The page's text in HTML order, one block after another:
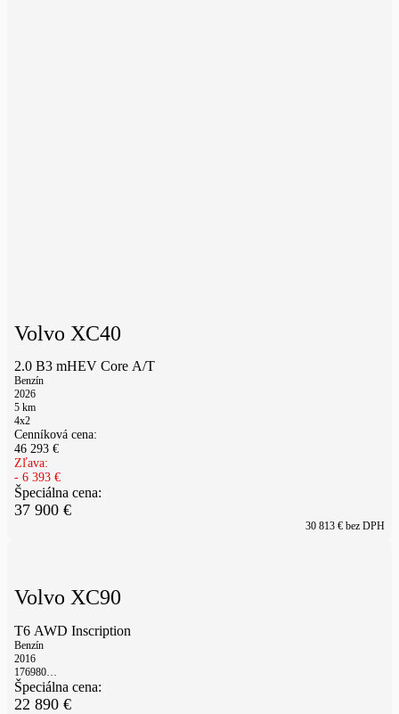
Volvo XC40
2.0 B3 mHEV Core A/T
Benzín
2026
5 km
4x2
Cenníková cena:
46 293 €
Zľava:
- 6 393 €
Špeciálna cena:
37 900 €
30 813 € bez DPH
Volvo XC90
T6 AWD Inscription
Benzín
2016
176980
km
Špeciálna cena:
22 890 €